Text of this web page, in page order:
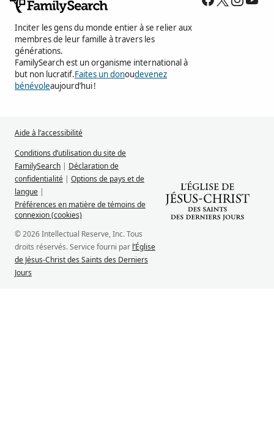
Inciter les gens du monde entier à se relier aux
membres de leur famille à travers les
générations.
FamilySearch est un organisme international à
but non lucratif.Faites un donoudevenez
bénévoleaujourd’hui !
Aide à l’accessibilité
Conditions d’utilisation du site de
FamilySearch | Déclaration de
confidentialité | Options de pays et de
langue |
Préférences en matière de témoins de
connexion (cookies)
© 2026 Intellectual Reserve, Inc. Tous
droits réservés. Service fourni par l’Église
de Jésus-Christ des Saints des Derniers
Jours